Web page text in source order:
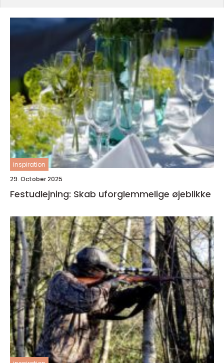
inspiration
29. October 2025
Festudlejning: Skab uforglemmelige øjeblikke